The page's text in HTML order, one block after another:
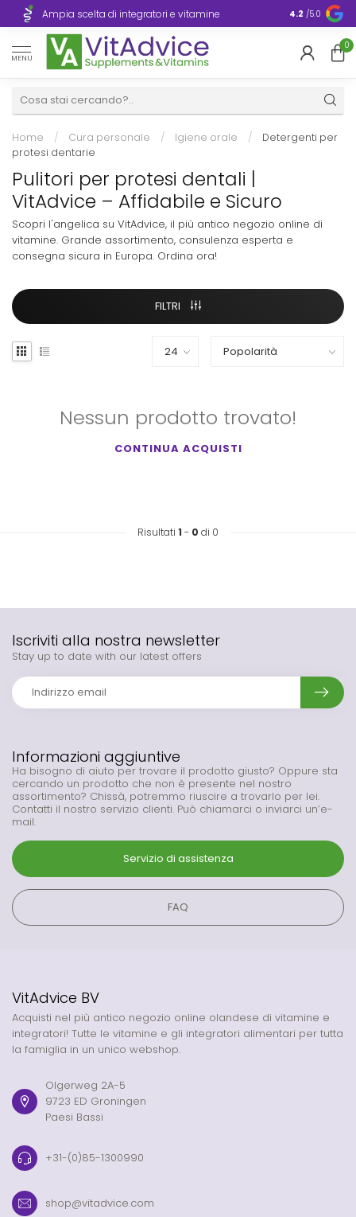
Ampia scelta di integratori e vitamine Consegna
Europa
4.2 /5.0
MENU
0
Home / Cura personale / Igiene orale /
Detergenti per
protesi dentarie
Pulitori per protesi dentali |
VitAdvice – Affidabile e Sicuro
Scopri l'angelica su VitAdvice, il più antico negozio online di
vitamine. Grande assortimento, consulenza esperta e
consegna sicura in Europa. Ordina ora!
FILTRI
Nessun prodotto trovato!
CONTINUA ACQUISTI
Risultati 1 - 0 di 0
Informazioni aggiuntive
Ha bisogno di aiuto per trovare il prodotto giusto? Oppure sta
cercando un prodotto che non è presente nel nostro
assortimento? Chissà, potremmo riuscire a trovarlo per lei.
Contatti il nostro servizio clienti. Può chiamarci o inviarci un’e-
mail.
Servizio di assistenza
FAQ
Iscriviti alla nostra newsletter
Stay up to date with our latest offers
VitAdvice BV
Acquisti nel più antico negozio online olandese di vitamine e
integratori! Tutte le vitamine e gli integratori alimentari per tutta
la famiglia in un unico webshop.
Olgerweg 2A-5
9723 ED Groningen
Paesi Bassi
+31-(0)85-1300990
shop@vitadvice.com